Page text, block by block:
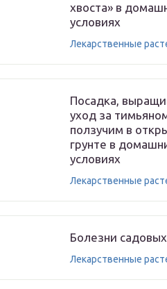
хвоста» в
условиях
Лекарственные
Посадка,
уход за
ползучим в
грунте в
условиях
Лекарственные
Болезни
Лекарственные